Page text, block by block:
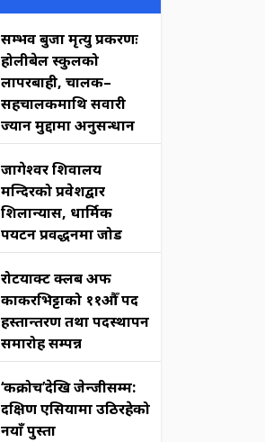
सम्भव बुर्जा मृत्यु प्रकरणः
होलीबेल स्कुलको
लापरबाही, चालक–
सहचालकमाथि सवारी
ज्यान मुद्दामा अनुसन्धान
जागेश्वर शिवालय
मन्दिरको प्रवेशद्वार
शिलान्यास, धार्मिक
पर्यटन प्रवर्द्धनमा जोड
रोटर्याक्ट क्लब अफ
काकरभिट्टाको ११औँ पद
हस्तान्तरण तथा पदस्थापन
समारोह सम्पन्न
‘कक्रोच’देखि जेन्जीसम्म:
दक्षिण एसियामा उठिरहेको
नयाँ पुस्ता